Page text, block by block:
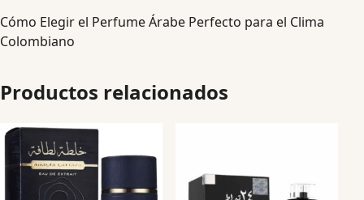
Cómo Elegir el Perfume Árabe Perfecto para el Clima
Colombiano
Productos relacionados